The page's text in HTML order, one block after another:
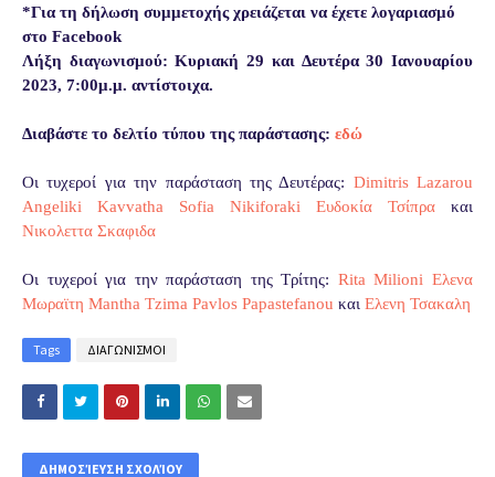
*Για τη δήλωση συμμετοχής χρειάζεται να έχετε λογαριασμό
στο Facebook
Λήξη διαγωνισμού: Κυριακή 29 και Δευτέρα 30 Ιανουαρίου
2023, 7:00μ.μ. αντίστοιχα.
Διαβάστε το δελτίο τύπου της παράστασης: εδώ
Οι τυχεροί για την παράσταση της Δευτέρας: Dimitris Lazarou
Angeliki Kavvatha
Sofia Nikiforaki Ευδοκία Τσίπρα και
Νικολεττα Σκαφιδα
Οι τυχεροί για την παράσταση της Τρίτης: Rita Milioni Ελενα
Μωραϊτη Mantha Tzima Pavlos Papastefanou και Ελενη Τσακαλη
Tags ΔΙΑΓΩΝΙΣΜΟΙ
ΔΗΜΟΣΊΕΥΣΗ ΣΧΟΛΊΟΥ